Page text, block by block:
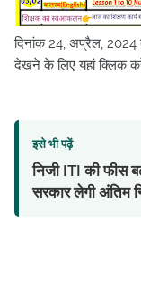
दिनांक 24, अप्रैल, 2024
देखने के लिए यहां क्लिक
इसे भी पढ़ें
निजी ITI की फीस
सरकार लेगी अंतिम